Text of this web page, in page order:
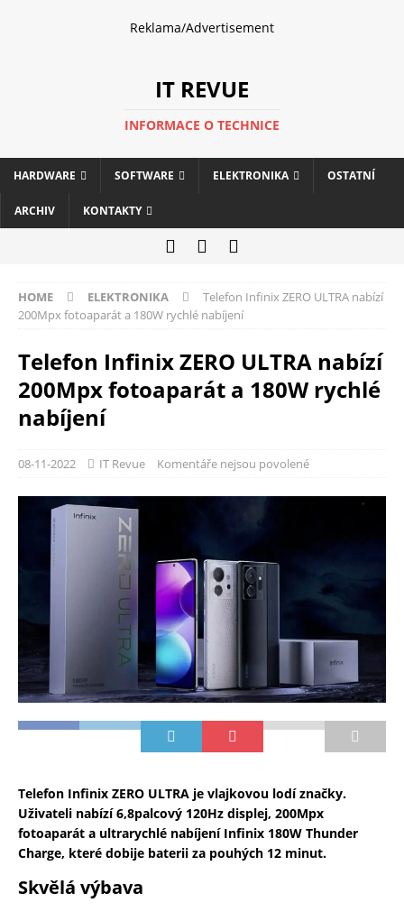
Reklama/Advertisement
IT REVUE
INFORMACE O TECHNICE
HARDWARE SOFTWARE ELEKTRONIKA OSTATNÍ
ARCHIV KONTAKTY
HOME ELEKTRONIKA
Telefon Infinix ZERO ULTRA nabízí
200Mpx fotoaparát a 180W rychlé nabíjení
Telefon Infinix ZERO ULTRA nabízí
200Mpx fotoaparát a 180W rychlé
nabíjení
08-11-2022 IT Revue Komentáře nejsou povolené
Telefon Infinix ZERO ULTRA je vlajkovou lodí značky.
Uživateli nabízí 6,8palcový 120Hz displej, 200Mpx
fotoaparát a ultrarychlé nabíjení Infinix 180W Thunder
Charge, které dobije baterii za pouhých 12 minut.
Skvělá výbava